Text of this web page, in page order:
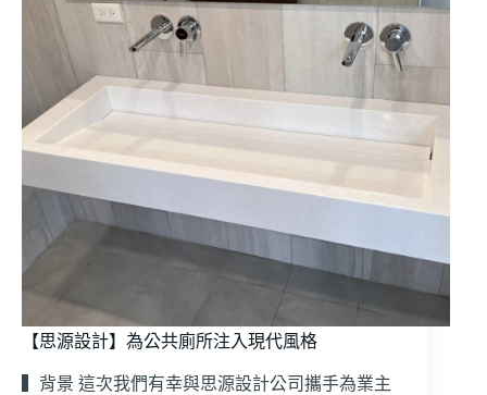
【思源設計】為公共廁所注入現代風格
▍背景 這次我們有幸與思源設計公司攜手為業主